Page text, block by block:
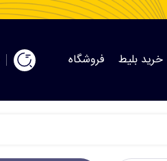
خرید بلیط فروشگاه